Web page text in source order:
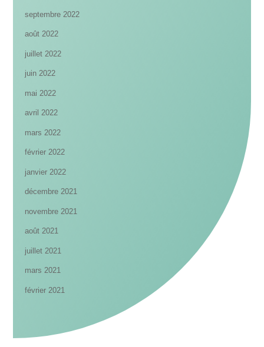
septembre 2022
août 2022
juillet 2022
juin 2022
mai 2022
avril 2022
mars 2022
février 2022
janvier 2022
décembre 2021
novembre 2021
août 2021
juillet 2021
mars 2021
février 2021